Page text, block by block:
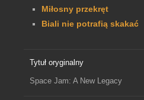
Miłosny przekręt
Biali nie potrafią skakać
Tytuł oryginalny
Space Jam: A New Legacy